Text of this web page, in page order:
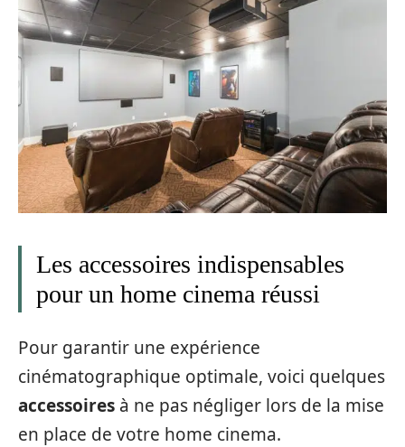
Les accessoires indispensables
pour un home cinema réussi
Pour garantir une expérience
cinématographique optimale, voici quelques
accessoires à ne pas négliger lors de la mise
en place de votre home cinema.